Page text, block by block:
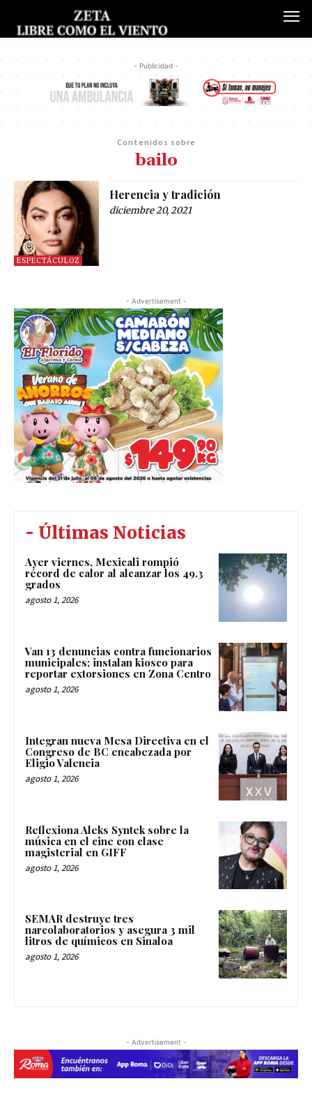
- Publicidad -
Contenidos sobre
bailo
ESPECTÁCULOZ
Herencia y tradición
diciembre 20, 2021
- Advertisement -
- Últimas Noticias
Ayer viernes, Mexicali rompió
récord de calor al alcanzar los 49.3
grados
agosto 1, 2026
Van 13 denuncias contra funcionarios
municipales; instalan kiosco para
reportar extorsiones en Zona Centro
agosto 1, 2026
Integran nueva Mesa Directiva en el
Congreso de BC encabezada por
Eligio Valencia
agosto 1, 2026
Reflexiona Aleks Syntek sobre la
música en el cine con clase
magisterial en GIFF
agosto 1, 2026
SEMAR destruye tres
narcolaboratorios y asegura 3 mil
litros de químicos en Sinaloa
agosto 1, 2026
- Advertisement -